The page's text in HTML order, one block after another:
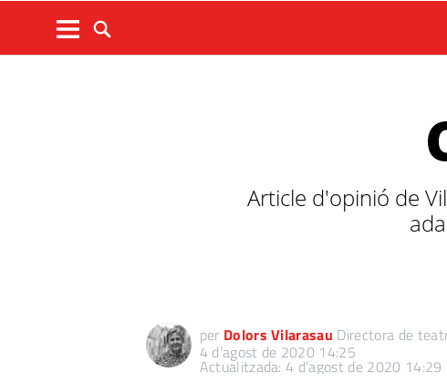
Article d'opinió de
per Dolors Vilarasau Directora de
4 d’agost de 2020 14:25
Actualitzada: 4 d’agost de 2020 14:29